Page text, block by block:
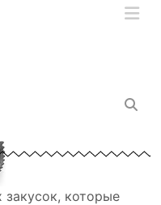
закусок, которые